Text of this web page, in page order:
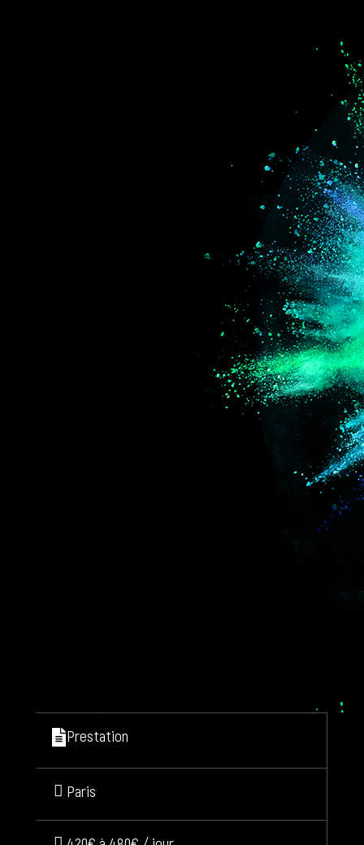
Prestation
Paris